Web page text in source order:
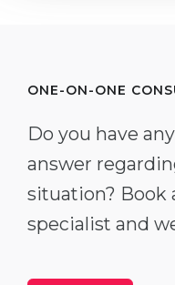
ONE-ON-ONE
Do you have
answer
situation? Book
specialist and